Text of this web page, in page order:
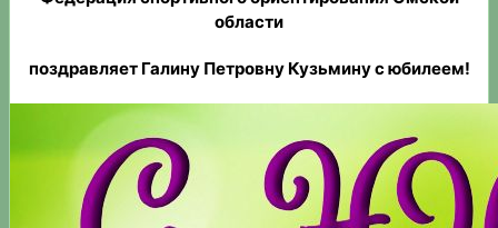
области
поздравляет Галину Петровну Кузьмину с юбилеем!